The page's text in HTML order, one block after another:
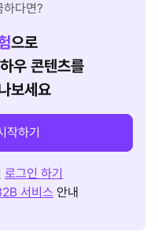
하다면?
으로
우 콘텐츠를
보세요
작하기
로그인 하기
서비스 안내